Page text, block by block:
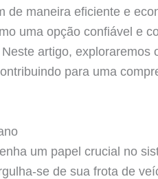
de maneira eficiente e
uma opção confiável e
artigo, exploraremos
para uma
um papel crucial no
se de sua frota de